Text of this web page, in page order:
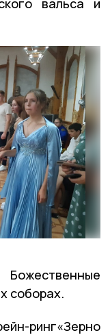
вальса и
соборах.
ринг«Зерно